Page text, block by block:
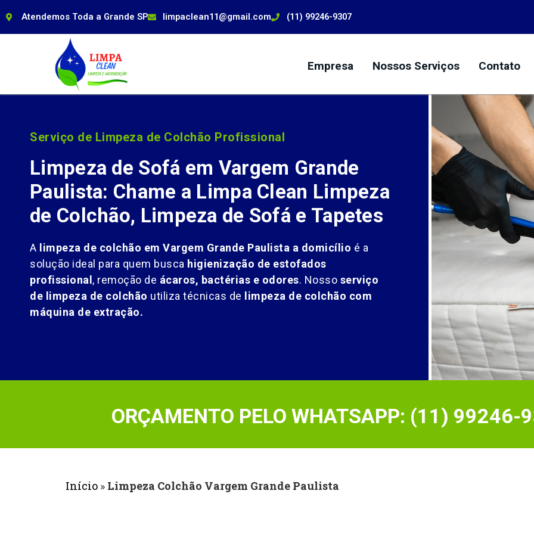
Atendemos Toda a Grande SP limpaclean11@gmail.com (11) 99246-9307
Empresa Nossos Serviços Contato
Serviço de Limpeza de Colchão Profissional
Limpeza de Sofá em Vargem Grande
Paulista: Chame a Limpa Clean Limpeza
de Colchão, Limpeza de Sofá e Tapetes
A limpeza de colchão em Vargem Grande Paulista a domicílio é a
solução ideal para quem busca higienização de estofados
profissional, remoção de ácaros, bactérias e odores. Nosso serviço
de limpeza de colchão utiliza técnicas de limpeza de colchão com
máquina de extração.
ORÇAMENTO PELO WHATSAPP: (11) 99246-
Início » Limpeza Colchão Vargem Grande Paulista